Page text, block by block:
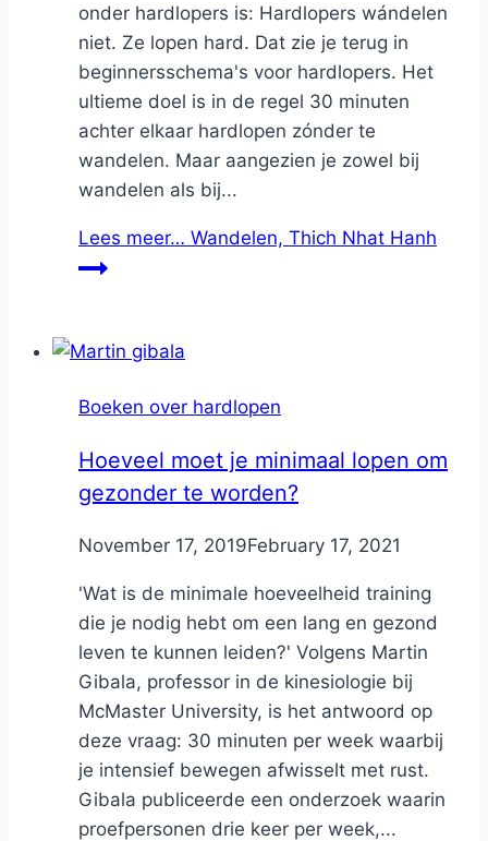
onder hardlopers is: Hardlopers wándelen
niet. Ze lopen hard. Dat zie je terug in
beginnersschema's voor hardlopers. Het
ultieme doel is in de regel 30 minuten
achter elkaar hardlopen zónder te
wandelen. Maar aangezien je zowel bij
wandelen als bij...
Lees meer… Wandelen, Thich Nhat Hanh
Boeken over hardlopen
Hoeveel moet je minimaal lopen om
gezonder te worden?
ByNicole
November 17, 2019February 17, 2021
'Wat is de minimale hoeveelheid training
die je nodig hebt om een lang en gezond
leven te kunnen leiden?' Volgens Martin
Gibala, professor in de kinesiologie bij
McMaster University, is het antwoord op
deze vraag: 30 minuten per week waarbij
je intensief bewegen afwisselt met rust.
Gibala publiceerde een onderzoek waarin
proefpersonen drie keer per week,...